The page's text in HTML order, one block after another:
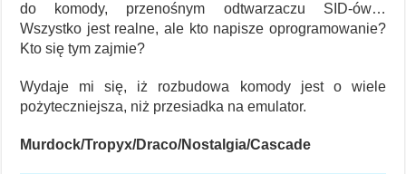
do komody, przenośnym odtwarzaczu SID-ów…
Wszystko jest realne, ale kto napisze oprogramowanie?
Kto się tym zajmie?
Wydaje mi się, iż rozbudowa komody jest o wiele
pożyteczniejsza, niż przesiadka na emulator.
Murdock/Tropyx/Draco/Nostalgia/Cascade